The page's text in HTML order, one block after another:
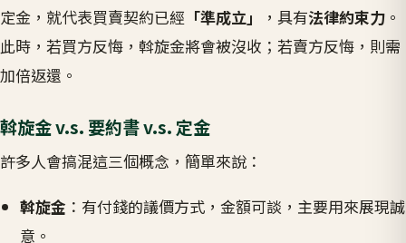
定金，就代表買賣契約已經 「準成立」 ，具有法律約束力 。
此時，若買方反悔，斡旋金將會被沒收；若賣方反悔，則需
加倍返還。
斡旋金 v.s. 要約書 v.s. 定金
許多人會搞混這三個概念，簡單來說：
斡旋金 ：有付錢的議價方式，金額可談，主要用來展現誠
意。